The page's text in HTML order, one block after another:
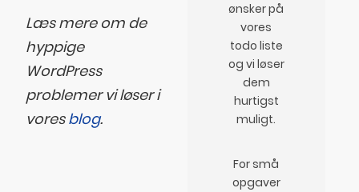
Læs mere om de
hyppige
WordPress
problemer vi løser i
voresblog.
ønsker på
vores
todo liste
og vi løser
dem
hurtigst
muligt.
For små
opgaver